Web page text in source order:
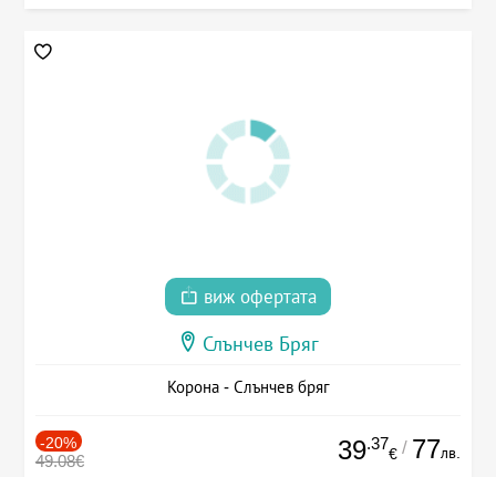
виж офертата
Слънчев Бряг
Корона - Слънчев бряг
-20%
49.08€ 39.37
€ / 77лв.